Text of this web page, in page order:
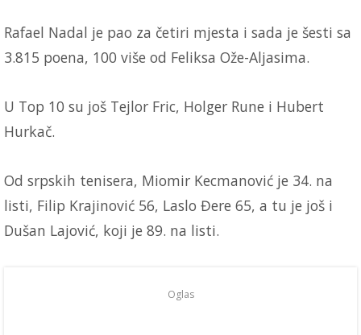
Rafael Nadal je pao za četiri mjesta i sada je šesti sa
3.815 poena, 100 više od Feliksa Ože-Aljasima.
U Top 10 su još Tejlor Fric, Holger Rune i Hubert
Hurkač.
Od srpskih tenisera, Miomir Kecmanović je 34. na
listi, Filip Krajinović 56, Laslo Đere 65, a tu je još i
Dušan Lajović, koji je 89. na listi.
Oglas